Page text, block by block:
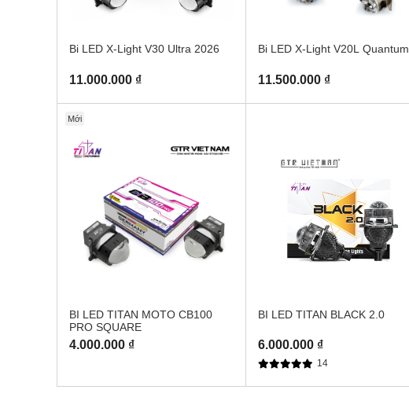
Bi LED X-Light V30 Ultra 2026
11.000.000 ₫
Bi LED X-Light V20L Quantum
11.500.000 ₫
Mới
BI LED TITAN MOTO CB100
PRO SQUARE
4.000.000 ₫
BI LED TITAN BLACK 2.0
6.000.000 ₫
14